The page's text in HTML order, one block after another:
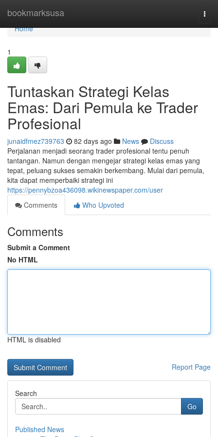
bookmarksusa
Home
Home
1
Tuntaskan Strategi Kelas
Emas: Dari Pemula ke Trader
Profesional
junaidfmez739763 82 days ago News
Discuss
Perjalanan menjadi seorang trader profesional tentu penuh
tantangan. Namun dengan mengejar strategi kelas emas yang
tepat, peluang sukses semakin berkembang. Mulai dari pemula,
kita dapat memperbaiki strategi ini
https://pennybzoa436098.wikinewspaper.com/user
Comments
Who Upvoted
Comments
Submit a Comment
No HTML
HTML is disabled
Report Page
Search
Go
Published News